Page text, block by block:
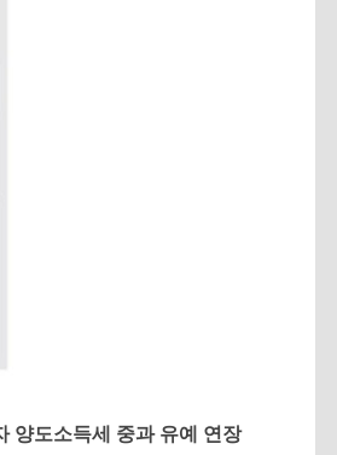
양도소득세 중과 유예 연장